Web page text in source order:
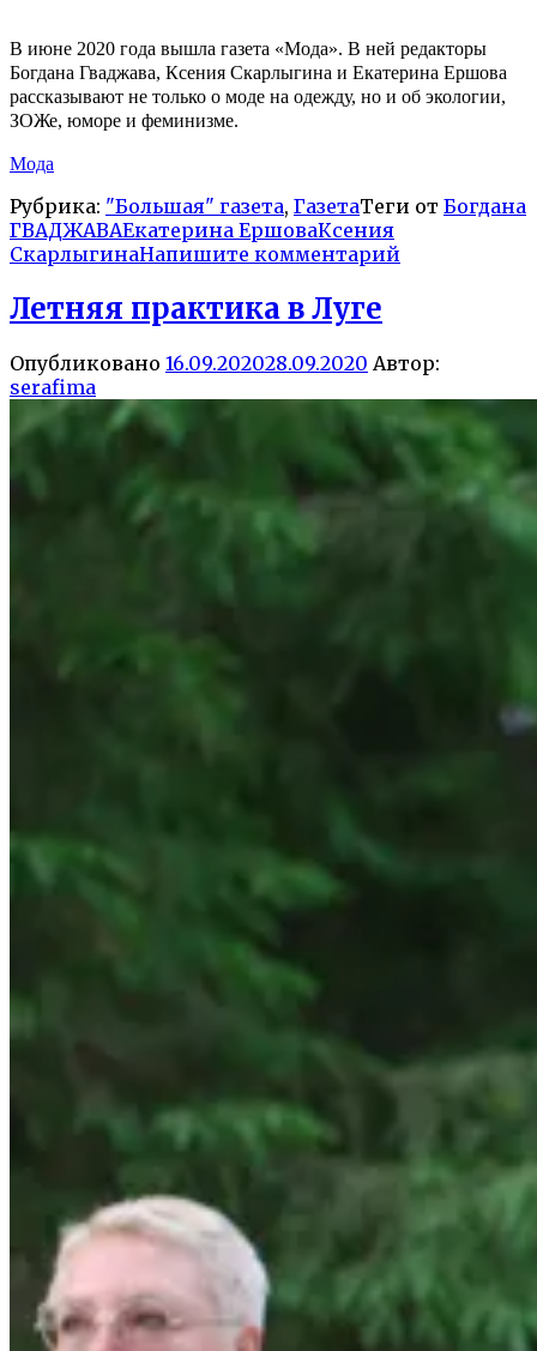
В июне 2020 года вышла газета «Мода». В ней редакторы
Богдана Гваджава, Ксения Скарлыгина и Екатерина Ершова
рассказывают не только о моде на одежду, но и об экологии,
ЗОЖе, юморе и феминизме.
Мода
Рубрика: "Большая" газета, ГазетаТеги от Богдана
ГВАДЖАВАЕкатерина ЕршоваКсения
СкарлыгинаНапишите комментарий
Летняя практика в Луге
Опубликовано 16.09.202028.09.2020 Автор:
serafima